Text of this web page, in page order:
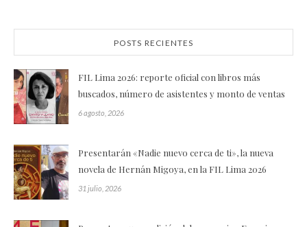
POSTS RECIENTES
FIL Lima 2026: reporte oficial con libros más
buscados, número de asistentes y monto de ventas
6 agosto, 2026
Presentarán «Nadie nuevo cerca de ti», la nueva
novela de Hernán Migoya, en la FIL Lima 2026
31 julio, 2026